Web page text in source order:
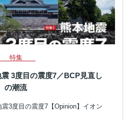
特集
3度目の震度7／BCP見直し
の潮流
3度目の震度7【Opinion】イオン